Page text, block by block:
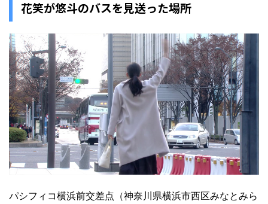
花笑が悠斗のバスを見送った場所
パシフィコ横浜前交差点（神奈川県横浜市西区みなとみら